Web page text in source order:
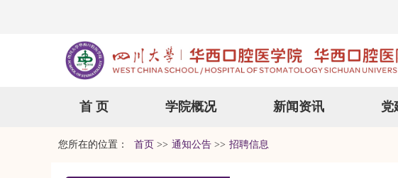
首 页 学院概况 新闻资讯 党
您所在的位置： 首页 >> 通知公告 >> 招聘信息